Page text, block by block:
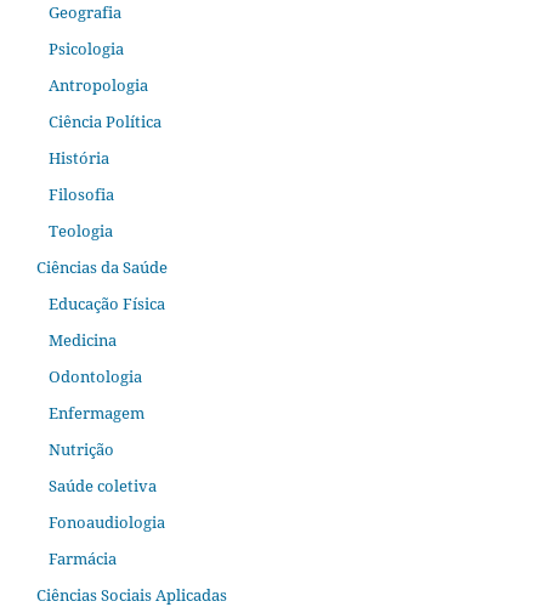
Geografia
Psicologia
Antropologia
Ciência Política
História
Filosofia
Teologia
Ciências da Saúde
Educação Física
Medicina
Odontologia
Enfermagem
Nutrição
Saúde coletiva
Fonoaudiologia
Farmácia
Ciências Sociais Aplicadas